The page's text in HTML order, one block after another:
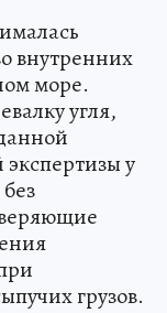
внутренних
море.
угля,
экспертизы у
грузов.